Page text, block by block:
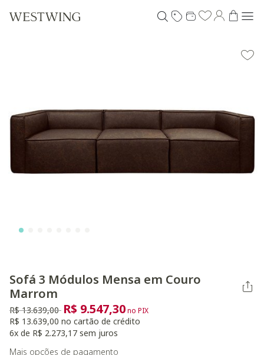
Sofá 3 Módulos Mensa em Couro
Marrom
Preço reduzido de
R$ 13.639,00 para
R$ 9.547,30no PIX
R$ 13.639,00 no cartão de crédito
6x de R$ 2.273,17 sem juros
Mais opções de pagamento